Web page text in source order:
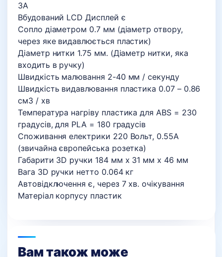
3A
Вбудований LCD Дисплей є
Сопло діаметром 0.7 мм (діаметр отвору,
через яке видавлюється пластик)
Діаметр нитки 1.75 мм. (Діаметр нитки, яка
входить в ручку)
Швидкість малювання 2-40 мм / секунду
Швидкість видавлювання пластика 0.07 – 0.86
см3 / хв
Температура нагріву пластика для ABS = 230
градусів, для PLA = 180 градусів
Споживання електрики 220 Вольт, 0.55A
(звичайна європейська розетка)
Габарити 3D ручки 184 мм х 31 мм х 46 мм
Вага 3D ручки нетто 0.064 кг
Автовідключення є, через 7 хв. очікування
Матеріал корпусу пластик
Вам також може